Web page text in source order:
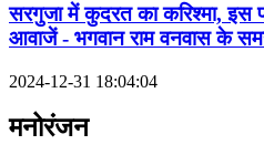
सरगुजा में कुदरत का करिश्मा,
आवाजें - भगवान राम वनवास के
2024-12-31 18:04:04
मनोरंजन